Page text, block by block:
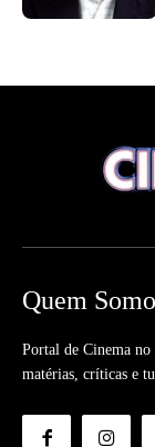
Quem
Portal de Cinema no
matérias, críticas e